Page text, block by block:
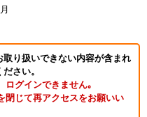
り扱いできない内容が含まれ
さい。
ログインできません｡
閉じて再アクセスをお願いい